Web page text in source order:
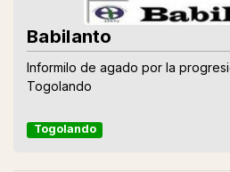
Babilanto
Informilo de agado por la
Togolando
Togolando